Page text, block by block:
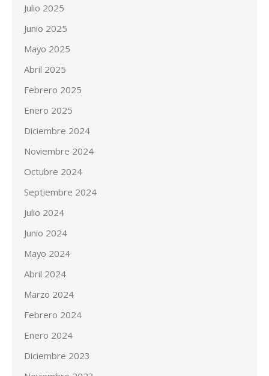
Julio 2025
Junio 2025
Mayo 2025
Abril 2025
Febrero 2025
Enero 2025
Diciembre 2024
Noviembre 2024
Octubre 2024
Septiembre 2024
Julio 2024
Junio 2024
Mayo 2024
Abril 2024
Marzo 2024
Febrero 2024
Enero 2024
Diciembre 2023